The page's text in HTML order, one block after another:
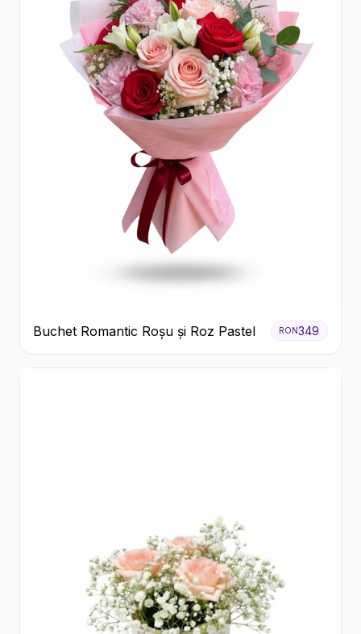
Buchet Romantic Roșu și Roz Pastel RON349